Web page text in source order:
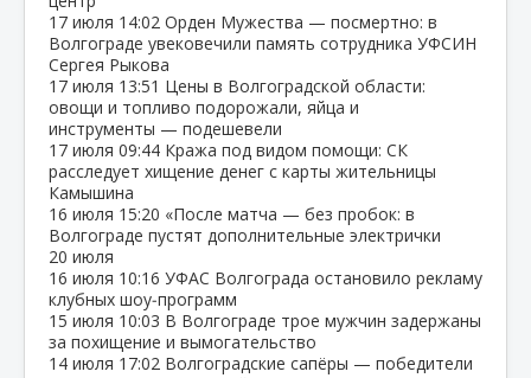
17 июля 14:02 Орден Мужества — посмертно: в
Волгограде увековечили память сотрудника УФСИН
Сергея Рыкова
17 июля 13:51 Цены в Волгоградской области:
овощи и топливо подорожали, яйца и
инструменты — подешевели
17 июля 09:44 Кража под видом помощи: СК
расследует хищение денег с карты жительницы
Камышина
16 июля 15:20 «После матча — без пробок: в
Волгограде пустят дополнительные электрички
20 июля
16 июля 10:16 УФАС Волгограда остановило рекламу
клубных шоу‑программ
15 июля 10:03 В Волгограде трое мужчин задержаны
за похищение и вымогательство
14 июля 17:02 Волгоградские сапёры — победители